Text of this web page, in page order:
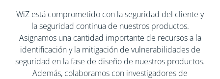
WiZ está comprometido con la seguridad del cliente y
la seguridad continua de nuestros productos.
Asignamos una cantidad importante de recursos a la
identificación y la mitigación de vulnerabilidades de
seguridad en la fase de diseño de nuestros productos.
Además, colaboramos con investigadores de